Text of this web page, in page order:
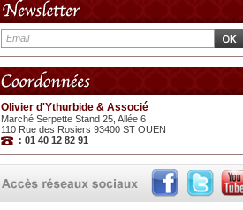
Olivier d'Ythurbide & Associé
Marché Serpette Stand 25, Allée 6
110 Rue des Rosiers 93400 ST OUEN
: 01 40 12 82 91